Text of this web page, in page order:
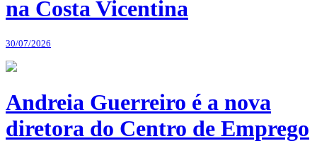
na Costa Vicentina
30/07/2026
Andreia Guerreiro é a nova
diretora do Centro de Emprego